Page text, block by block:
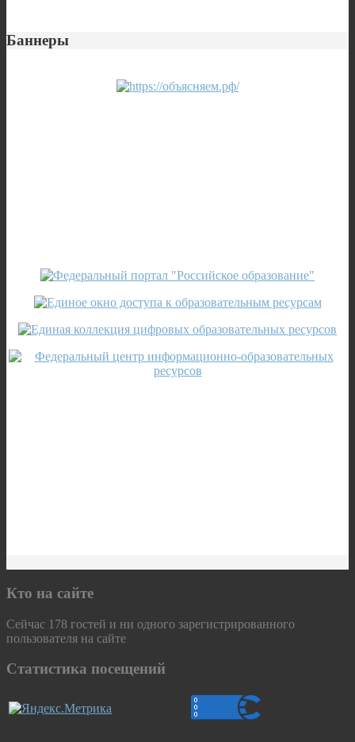
Баннеры
Кто на сайте
Сейчас 178 гостей и ни одного зарегистрированного
пользователя на сайте
Статистика посещений